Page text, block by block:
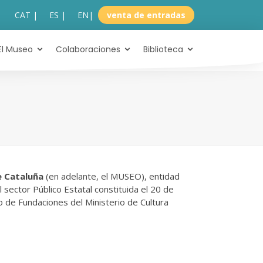
CAT | ES | EN | venta de entradas
Museo Colaboraciones Biblioteca
Cataluña (en adelante, el MUSEO), entidad
sector Público Estatal constituida el 20 de
Fundaciones del Ministerio de Cultura